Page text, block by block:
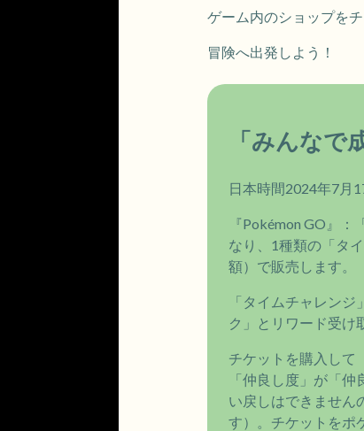
ゲーム内のショップを
冒険へ出発しよう！
「みんなで
日本時間2024年7月
『Pokémon GO』
なり、1種類の「タ
額）で販売します。
「タイムチャレン
ク」とリワード受け
チケットを購入して
「仲良し度」が「
い戻しはできません
す）。チケットをポ